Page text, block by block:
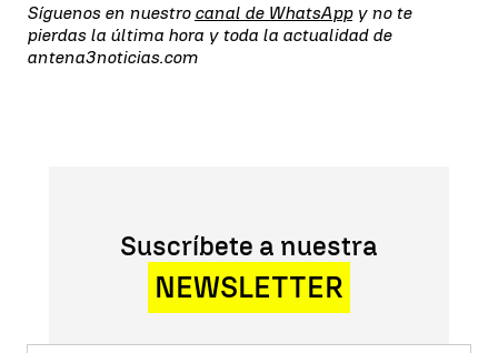
Síguenos en nuestro canal de WhatsAppy no te
pierdas la última hora y toda la actualidad de
antena3noticias.com
Suscríbete a nuestra
NEWSLETTER